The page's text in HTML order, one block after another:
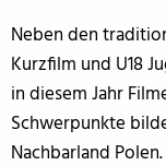
Neben den
Kurzfilm und U18
in diesem Jahr
Schwerpunkte
Nachbarland